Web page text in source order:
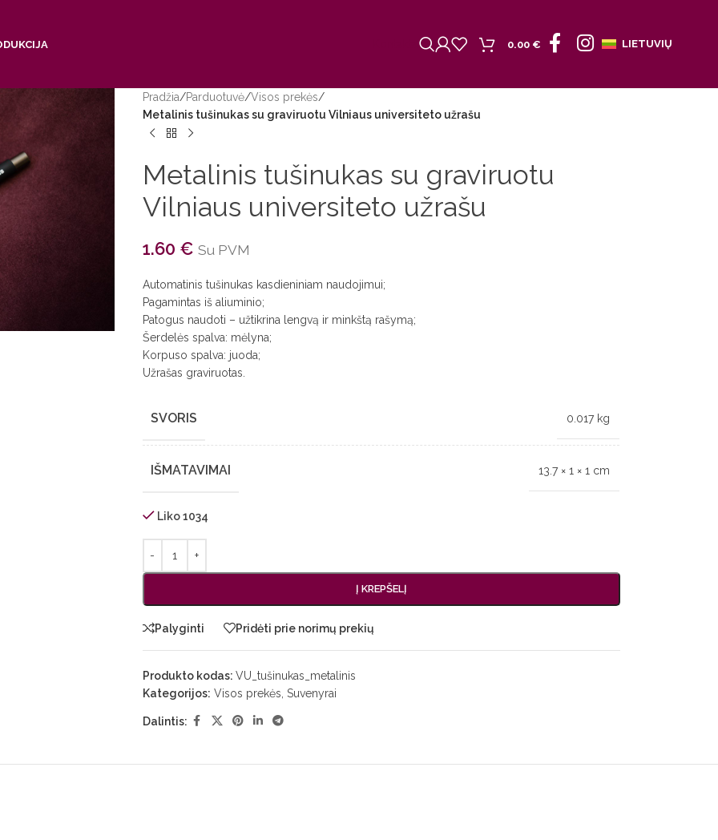
0.00 € LIETUVIŲ
Pradžia/Parduotuvė/Visos prekės/
Metalinis tušinukas su graviruotu Vilniaus universiteto užrašu
Metalinis tušinukas su graviruotu
Vilniaus universiteto užrašu
1.60 € Su PVM
Automatinis tušinukas kasdieniniam naudojimui;
Pagamintas iš aliuminio;
Patogus naudoti – užtikrina lengvą ir minkštą rašymą;
Šerdelės spalva: mėlyna;
Korpuso spalva: juoda;
Užrašas graviruotas.
SVORIS 0.017 kg
IŠMATAVIMAI 13.7 × 1 × 1 cm
Liko 1034
Į KREPŠELĮ
Palyginti Pridėti prie norimų prekių
Produkto kodas: VU_tušinukas_metalinis
Kategorijos: Visos prekės Suvenyrai
Dalintis: